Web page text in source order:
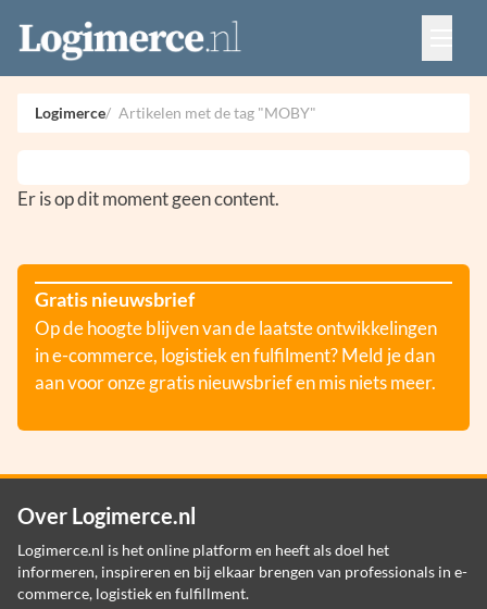
Vacatures
Events
Adverteren
Partners
Logimerce Artikelen met de tag "MOBY"
Er is op dit moment geen content.
Gratis nieuwsbrief
Op de hoogte blijven van de laatste ontwikkelingen
in e-commerce, logistiek en fulfilment? Meld je dan
aan voor onze gratis nieuwsbrief en mis niets meer.
Over Logimerce.nl
Logimerce.nl is het online platform en heeft als doel het
informeren, inspireren en bij elkaar brengen van professionals in e-
commerce, logistiek en fulfillment.